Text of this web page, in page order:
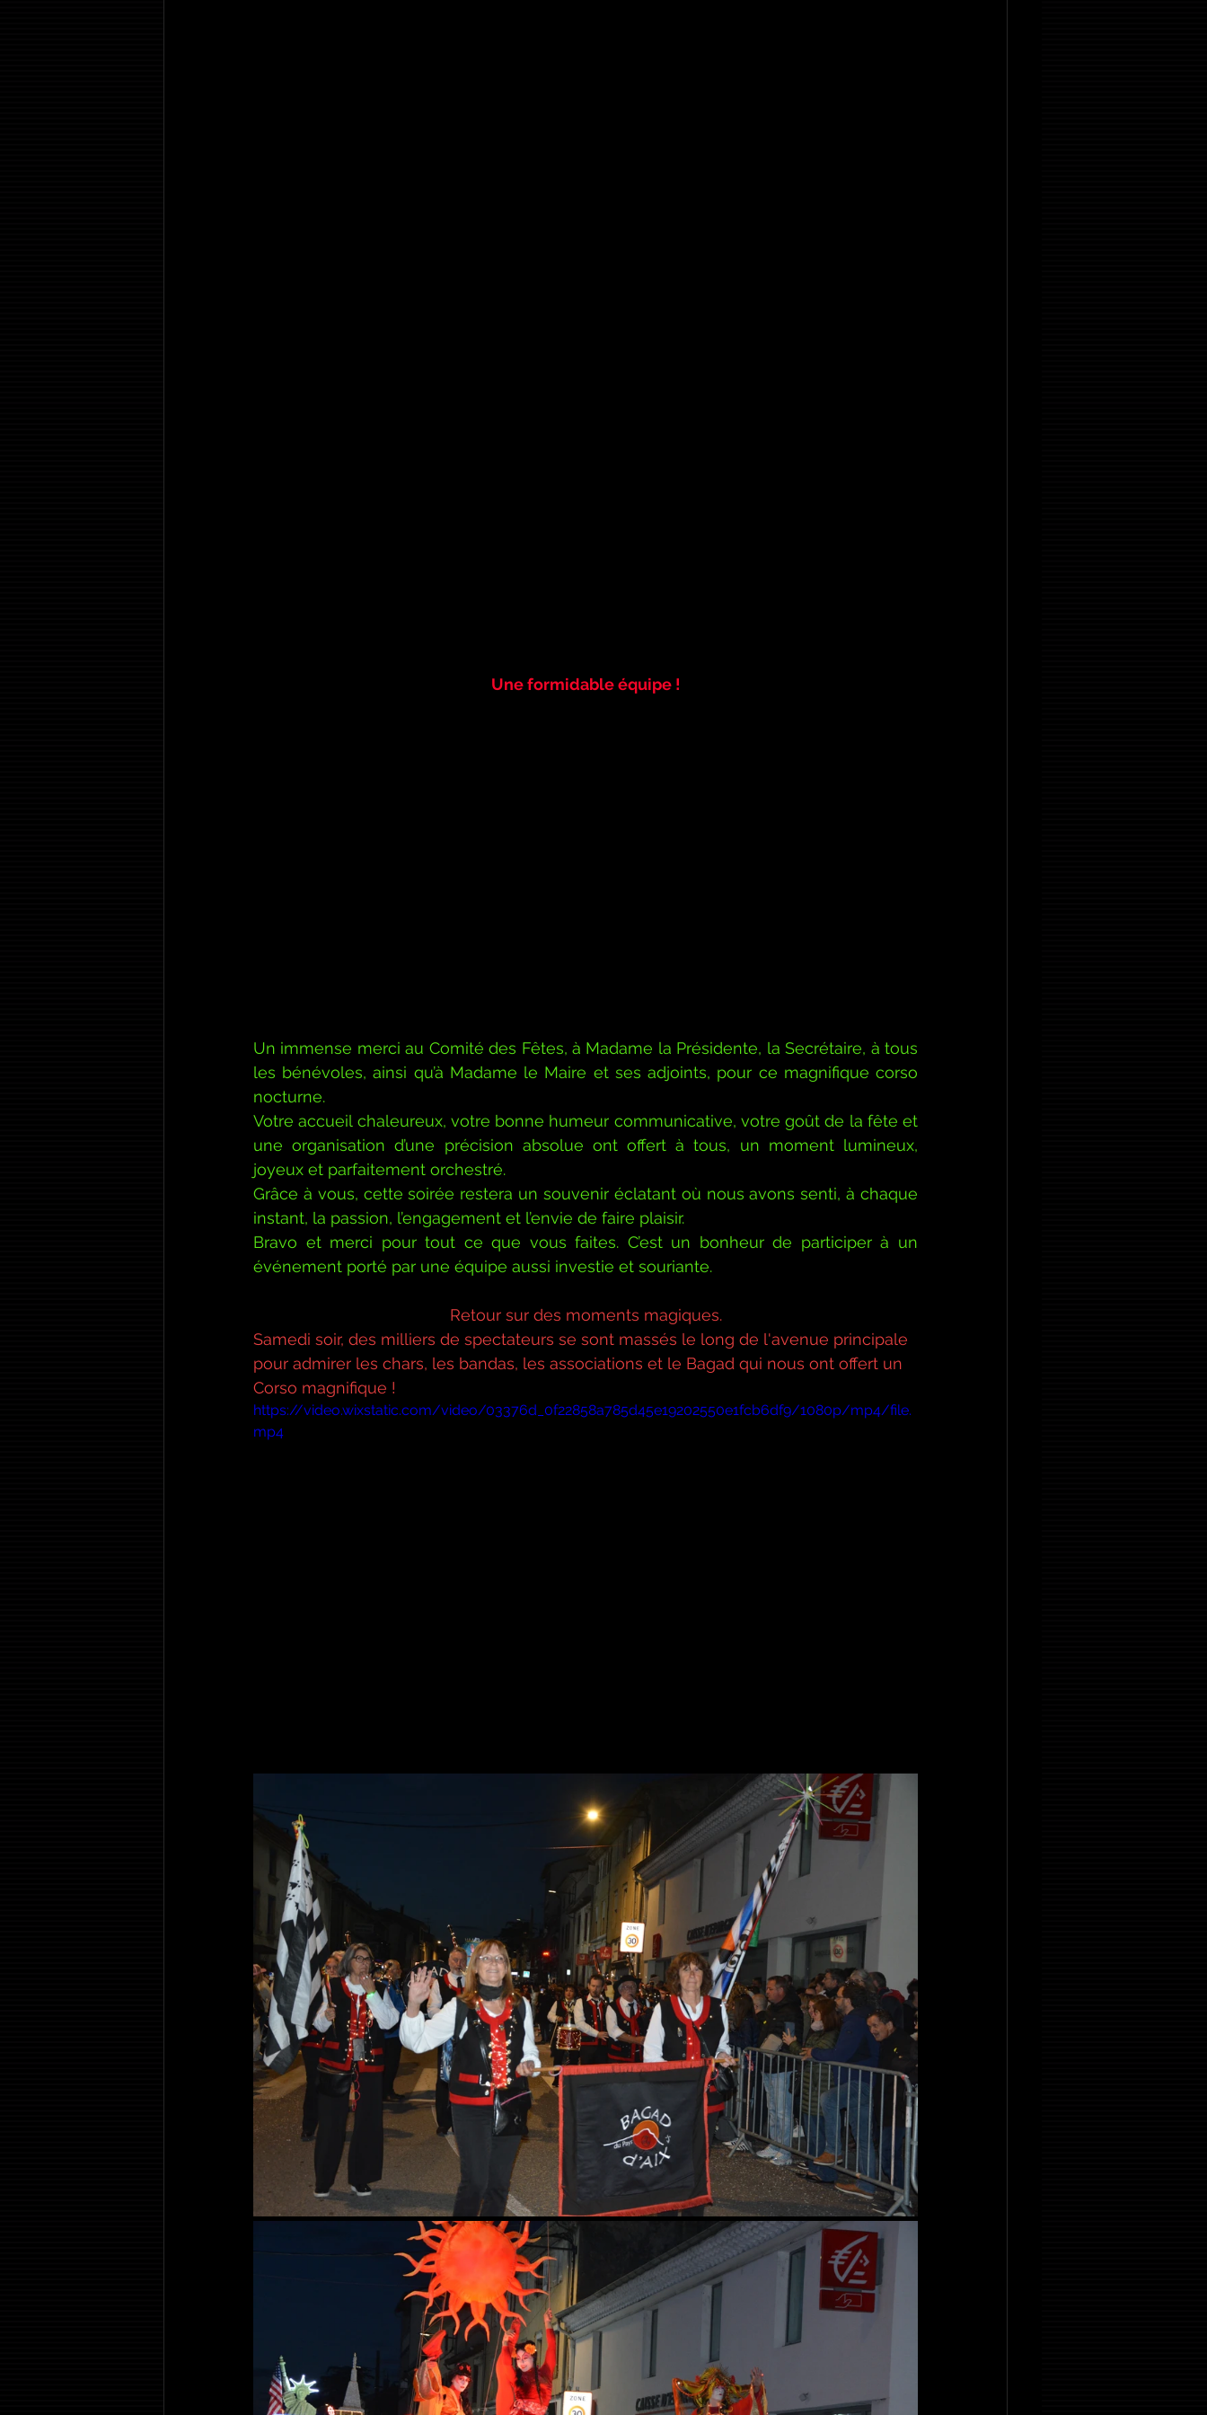
Une formidable équipe !
Un immense merci au Comité des Fêtes, à Madame la Présidente, la Secrétaire, à tous
les bénévoles, ainsi qu’à Madame le Maire et ses adjoints, pour ce magnifique corso
nocturne.
Votre accueil chaleureux, votre bonne humeur communicative, votre goût de la fête et
une organisation d’une précision absolue ont offert à tous, un moment lumineux,
joyeux et parfaitement orchestré.
Grâce à vous, cette soirée restera un souvenir éclatant où nous avons senti, à chaque
instant, la passion, l’engagement et l’envie de faire plaisir.
Bravo et merci pour tout ce que vous faites. C’est un bonheur de participer à un
événement porté par une équipe aussi investie et souriante.
Retour sur des moments magiques.
Samedi soir, des milliers de spectateurs se sont massés le long de l'avenue principale
pour admirer les chars, les bandas, les associations et le Bagad qui nous ont offert un
Corso magnifique !
https://video.wixstatic.com/video/03376d_0f22858a785d45e19202550e1fcb6df9/1080p/mp4/file.
mp4